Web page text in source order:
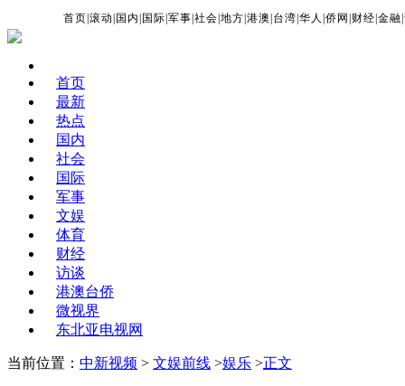
首页 |滚动 国内 国际 |军事 |社会 |地方 |港澳 台湾 |华人 |侨网 财经 |金融 |
首页
最新
热点
国内
社会
国际
军事
文娱
体育
财经
访谈
港澳台侨
微视界
东北亚电视网
当前位置： 中新视频 > 文娱前线 >娱乐 >正文